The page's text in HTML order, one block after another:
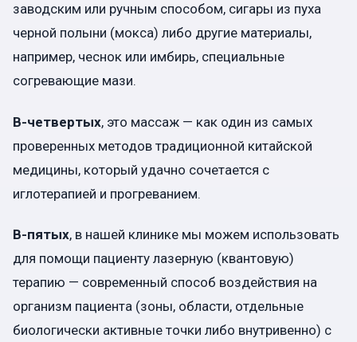
заводским или ручным способом, сигары из пуха
черной полыни (мокса) либо другие материалы,
например, чеснок или имбирь, специальные
согревающие мази.
В-четвертых, это массаж — как один из самых
проверенных методов традиционной китайской
медицины, который удачно сочетается с
иглотерапией и прогреванием.
В-пятых, в нашей клинике мы можем использовать
для помощи пациенту лазерную (квантовую)
терапию — современный способ воздействия на
организм пациента (зоны, области, отдельные
биологически активные точки либо внутривенно) с